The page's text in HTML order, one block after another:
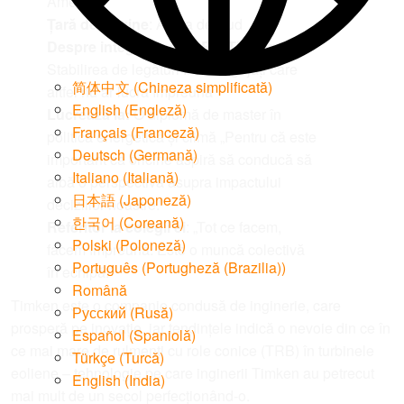
简体中文 (Chineza simplificată)
English (Engleză)
Français (Franceză)
Deutsch (Germană)
Italiano (Italiană)
日本語 (Japoneză)
한국어 (Coreană)
Polski (Poloneză)
Português (Portugheză (Brazilia))
Română
Русский (Rusă)
Español (Spaniolă)
Türkçe (Turcă)
English (India)
Țară de origine
: Africa de Sud
Despre integritatea CSR a Timken:
Stabilirea de legături între angajați care
altfel nu ar lucra împreună
Lucrează la:O diplomă de master în
politică energetică și climă „Pentru că este
important ca oricine aspiră să conducă să
aibă o perspectivă asupra impactului
deciziilor noastre.”
Referitor la colegii ei
facem împreună. Este o muncă colectivă
în echipă.”
Timken este o companie condusă de inginerie, care
prosperă pe inovație, iar tendințele indică o nevoie din ce în
ce mai mare de rulmenți cu role conice (TRB) în turbinele
eoliene – tehnologie pe care inginerii Timken au petrecut
mai mult de un secol perfecționând-o.